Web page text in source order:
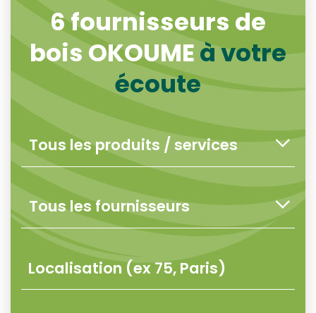
6fournisseurs de
bois OKOUMEà votre
écoute